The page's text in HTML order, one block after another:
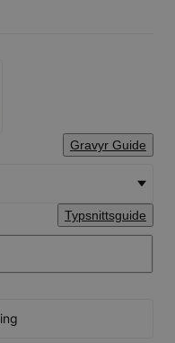
Gravyr Guide
Typsnittsguide